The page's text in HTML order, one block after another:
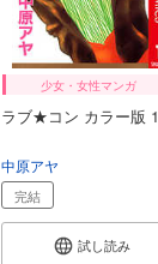
少女・女性マンガ
ラブ★コン カラー版 1
中原アヤ
完結
試し読み